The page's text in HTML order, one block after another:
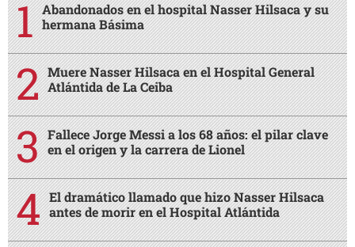
Abandonados en el hospital Nasser Hilsaca y su
hermana Básima
Muere Nasser Hilsaca en el Hospital General
Atlántida de La Ceiba
Fallece Jorge Messi a los 68 años: el pilar clave
en el origen y la carrera de Lionel
El dramático llamado que hizo Nasser Hilsaca
antes de morir en el Hospital Atlántida